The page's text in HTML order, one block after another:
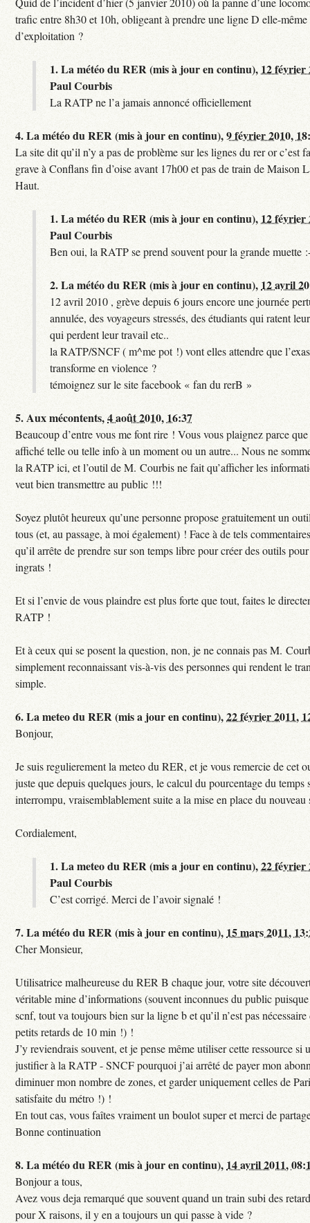
trafic entre 8h30 et 10h, obligeant à prendre une ligne D elle-
d’exploitation ?
1.La météo du RER (mis à jour en continu), 12 février
Paul Courbis
La RATP ne l’a jamais annoncé officiellement
4.La météo du RER (mis à jour en continu),9 février 2010,
La site dit qu’il n’y a pas de problème sur les lignes du rer or c’est
grave à Conflans fin d’oise avant 17h00 et pas de train de Maison
Haut.
1.La météo du RER (mis à jour en continu), 12 février
Paul Courbis
Ben oui, la RATP se prend souvent pour la grande muette
2.La météo du RER (mis à jour en continu), 12 avril
12 avril 2010 , grève depuis 6 jours encore une journée
annulée, des voyageurs stressés, des étudiants qui ratent
qui perdent leur travail etc..
la RATP/SNCF ( m^me pot !) vont elles attendre que
transforme en violence ?
témoignez sur le site facebook « fan du rerB »
5.Aux mécontents,4 août 2010, 16:37
Beaucoup d’entre vous me font rire ! Vous vous plaignez parce que
affiché telle ou telle info à un moment ou un autre... Nous ne
la RATP ici, et l’outil de M. Courbis ne fait qu’afficher les
veut bien transmettre au public !!!
Soyez plutôt heureux qu’une personne propose gratuitement un
tous (et, au passage, à moi également) ! Face à de tels
qu’il arrête de prendre sur son temps libre pour créer des outils
ingrats !
Et si l’envie de vous plaindre est plus forte que tout, faites le
RATP !
Et à ceux qui se posent la question, non, je ne connais pas M.
simplement reconnaissant vis-à-vis des personnes qui rendent le
simple.
6.La meteo du RER (mis a jour en continu),22 février 2011,
Bonjour,
Je suis regulierement la meteo du RER, et je vous remercie de cet
juste que depuis quelques jours, le calcul du pourcentage du temps
interrompu, vraisemblablement suite a la mise en place du
Cordialement,
1.La meteo du RER (mis a jour en continu),22 février
Paul Courbis
C’est corrigé. Merci de l’avoir signalé !
7.La météo du RER (mis à jour en continu), 15 mars 2011,
Cher Monsieur,
Utilisatrice malheureuse du RER B chaque jour, votre site
véritable mine d’informations (souvent inconnues du public
scnf, tout va toujours bien sur la ligne b et qu’il n’est pas
petits retards de 10 min !) !
J’y reviendrais souvent, et je pense même utiliser cette ressource si
justifier à la RATP - SNCF pourquoi j’ai arrêté de payer mon
diminuer mon nombre de zones, et garder uniquement celles de
satisfaite du métro !) !
En tout cas, vous faîtes vraiment un boulot super et merci de
Bonne continuation
8.La météo du RER (mis à jour en continu), 14 avril 2011,
Bonjour a tous,
Avez vous deja remarqué que souvent quand un train subi des
pour X raisons, il y en a toujours un qui passe à vide ?